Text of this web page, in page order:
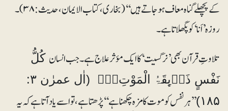
کے پچھلے گناہ معاف ہو جاتے ہیں‘‘ (بخاری، کتاب الایمان، حدیث:۳۸)۔
روزہ ’اَنا‘ کو پگھلاتا ہے۔
تلاوتِ قرآن بھی ’نرگسیت‘ کا ایک مؤثر علاج ہے۔ جب انسانكُلُّ
نَفْسٍ ذَاۗىِٕقَۃُ الْمَوْتِ۝۰ۭ (اٰل عمرٰن ۳:
۱۸۵) ’’ہر نفس کو موت کا مزہ چکھنا ہے‘‘ پڑھتا ہے، تو اسے یاد آتا ہے کہ یہ